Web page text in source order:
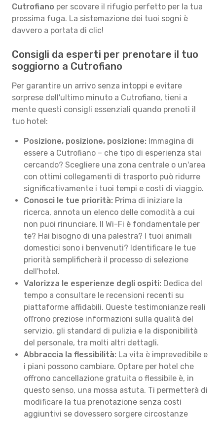
Cutrofiano per scovare il rifugio perfetto per la tua
prossima fuga. La sistemazione dei tuoi sogni è
davvero a portata di clic!
Consigli da esperti per prenotare il tuo
soggiorno a Cutrofiano
Per garantire un arrivo senza intoppi e evitare
sorprese dell'ultimo minuto a Cutrofiano, tieni a
mente questi consigli essenziali quando prenoti il
tuo hotel:
Posizione, posizione, posizione: Immagina di
essere a Cutrofiano – che tipo di esperienza stai
cercando? Scegliere una zona centrale o un'area
con ottimi collegamenti di trasporto può ridurre
significativamente i tuoi tempi e costi di viaggio.
Conosci le tue priorità: Prima di iniziare la
ricerca, annota un elenco delle comodità a cui
non puoi rinunciare. Il Wi-Fi è fondamentale per
te? Hai bisogno di una palestra? I tuoi animali
domestici sono i benvenuti? Identificare le tue
priorità semplificherà il processo di selezione
dell'hotel.
Valorizza le esperienze degli ospiti: Dedica del
tempo a consultare le recensioni recenti su
piattaforme affidabili. Queste testimonianze reali
offrono preziose informazioni sulla qualità del
servizio, gli standard di pulizia e la disponibilità
del personale, tra molti altri dettagli.
Abbraccia la flessibilità: La vita è imprevedibile e
i piani possono cambiare. Optare per hotel che
offrono cancellazione gratuita o flessibile è, in
questo senso, una mossa astuta. Ti permetterà di
modificare la tua prenotazione senza costi
aggiuntivi se dovessero sorgere circostanze